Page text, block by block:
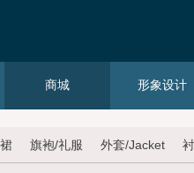
商城 形象设计
旗袍/礼服 外套/Jacket